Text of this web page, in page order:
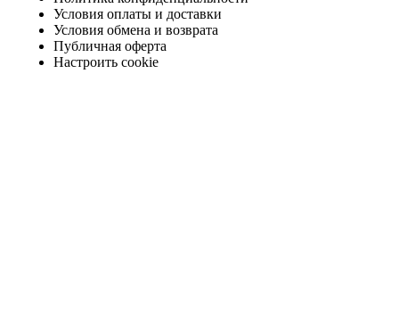
Условия оплаты и доставки
Условия обмена и возврата
Публичная оферта
Настроить cookie